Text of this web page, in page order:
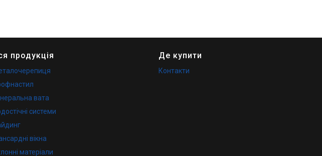
продукція
вата
системи
вікна
матеріали
Де купити
Контакти